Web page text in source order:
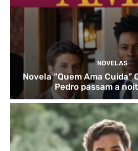
NOVELAS
Novela “Quem Ama Cuida”
Pedro passam a